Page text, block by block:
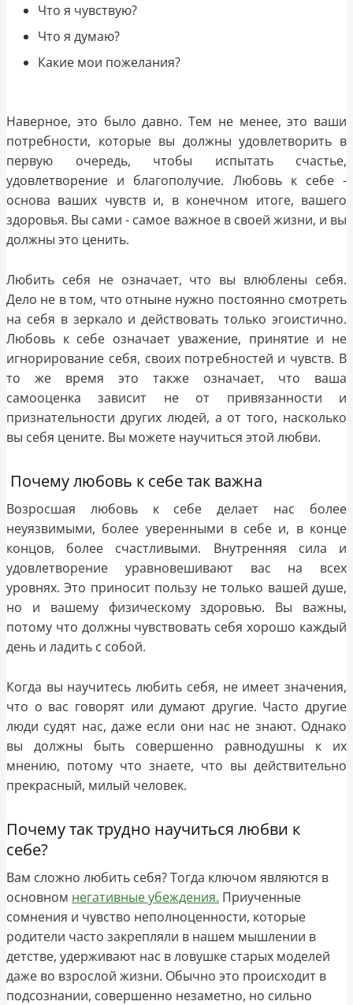
Что я чувствую?
Что я думаю?
Какие мои пожелания?
Наверное, это было давно. Тем не менее, это ваши
потребности, которые вы должны удовлетворить в
первую очередь, чтобы испытать счастье,
удовлетворение и благополучие. Любовь к себе -
основа ваших чувств и, в конечном итоге, вашего
здоровья. Вы сами - самое важное в своей жизни, и вы
должны это ценить.
Любить себя не означает, что вы влюблены себя.
Дело не в том, что отныне нужно постоянно смотреть
на себя в зеркало и действовать только эгоистично.
Любовь к себе означает уважение, принятие и не
игнорирование себя, своих потребностей и чувств. В
то же время это также означает, что ваша
самооценка зависит не от привязанности и
признательности других людей, а от того, насколько
вы себя цените. Вы можете научиться этой любви.
Почему любовь к себе так важна
Возросшая любовь к себе делает нас более
неуязвимыми, более уверенными в себе и, в конце
концов, более счастливыми. Внутренняя сила и
удовлетворение уравновешивают вас на всех
уровнях. Это приносит пользу не только вашей душе,
но и вашему физическому здоровью. Вы важны,
потому что должны чувствовать себя хорошо каждый
день и ладить с собой.
Когда вы научитесь любить себя, не имеет значения,
что о вас говорят или думают другие. Часто другие
люди судят нас, даже если они нас не знают. Однако
вы должны быть совершенно равнодушны к их
мнению, потому что знаете, что вы действительно
прекрасный, милый человек.
Почему так трудно научиться любви к
себе?
Вам сложно любить себя? Тогда ключом являются в
основном негативные убеждения. Приученные
сомнения и чувство неполноценности, которые
родители часто закрепляли в нашем мышлении в
детстве, удерживают нас в ловушке старых моделей
даже во взрослой жизни. Обычно это происходит в
подсознании, совершенно незаметно, но сильно